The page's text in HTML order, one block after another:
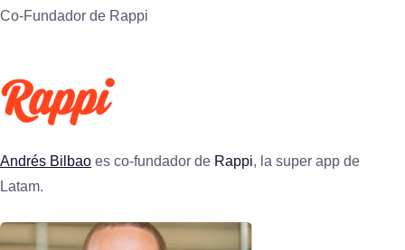
Co-Fundador de Rappi
Andrés Bilbao es co-fundador de Rappi, la super app de
Latam.